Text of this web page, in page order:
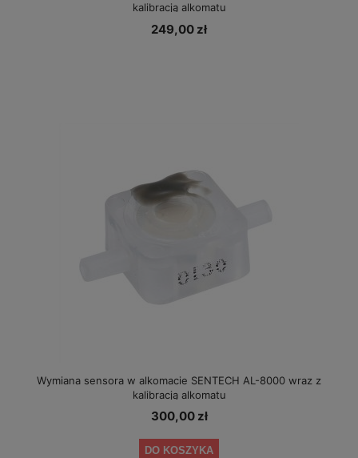
kalibracją alkomatu
249,00 zł
Wymiana sensora w alkomacie SENTECH AL-8000 wraz z
kalibracją alkomatu
300,00 zł
DO KOSZYKA